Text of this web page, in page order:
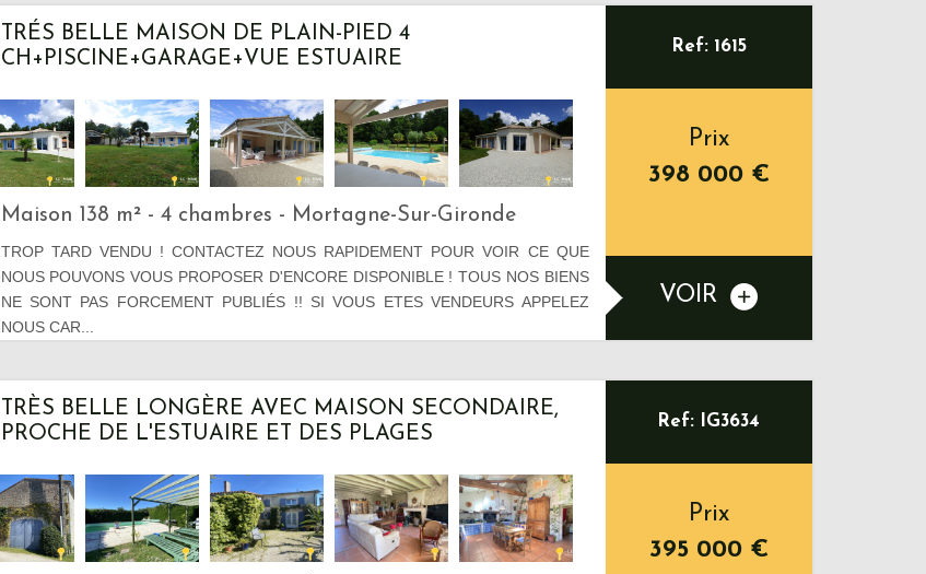
TRÉS BELLE MAISON DE PLAIN-PIED 4
CH+PISCINE+GARAGE+VUE ESTUAIRE
Maison 138 m² - 4 chambres - Mortagne-Sur-Gironde
TROP TARD VENDU ! CONTACTEZ NOUS RAPIDEMENT POUR VOIR CE QUE
NOUS POUVONS VOUS PROPOSER D'ENCORE DISPONIBLE ! TOUS NOS BIENS
NE SONT PAS FORCEMENT PUBLIÉS !! SI VOUS ETES VENDEURS APPELEZ
NOUS CAR...
Ref: 1615
Prix
398 000 €
VOIR
TRÈS BELLE LONGÈRE AVEC MAISON SECONDAIRE,
PROCHE DE L'ESTUAIRE ET DES PLAGES
Ref: IG3634
Prix
395 000 €